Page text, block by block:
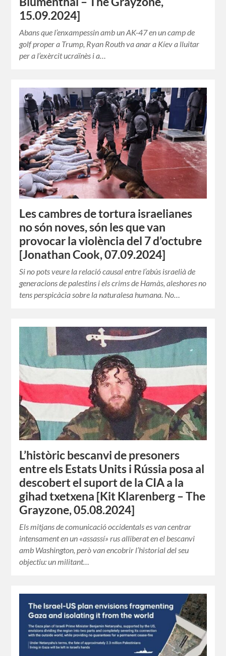
15.09.2024]
Abans que l’enxampessin amb un AK-47 en un camp de
golf proper a Trump, Ryan Routh va anar a Kíev a lluitar
per a l’exèrcit ucraïnès i a…
Les cambres de tortura israelianes
no són noves, són les que van
provocar la violència del 7 d’octubre
[Jonathan Cook, 07.09.2024]
Si no pots veure la relació causal entre l’abús israelià de
generacions de palestins i els crims de Hamàs, aleshores no
tens perspicàcia sobre la naturalesa humana. No…
L’històric bescanvi de presoners
entre els Estats Units i Rússia posa al
descobert el suport de la CIA a la
gihad txetxena [Kit Klarenberg – The
Grayzone, 05.08.2024]
Els mitjans de comunicació occidentals es van centrar
intensament en un «assassí» rus alliberat en el bescanvi
amb Washington, però van encobrir l’historial del seu
objectiu: un militant…